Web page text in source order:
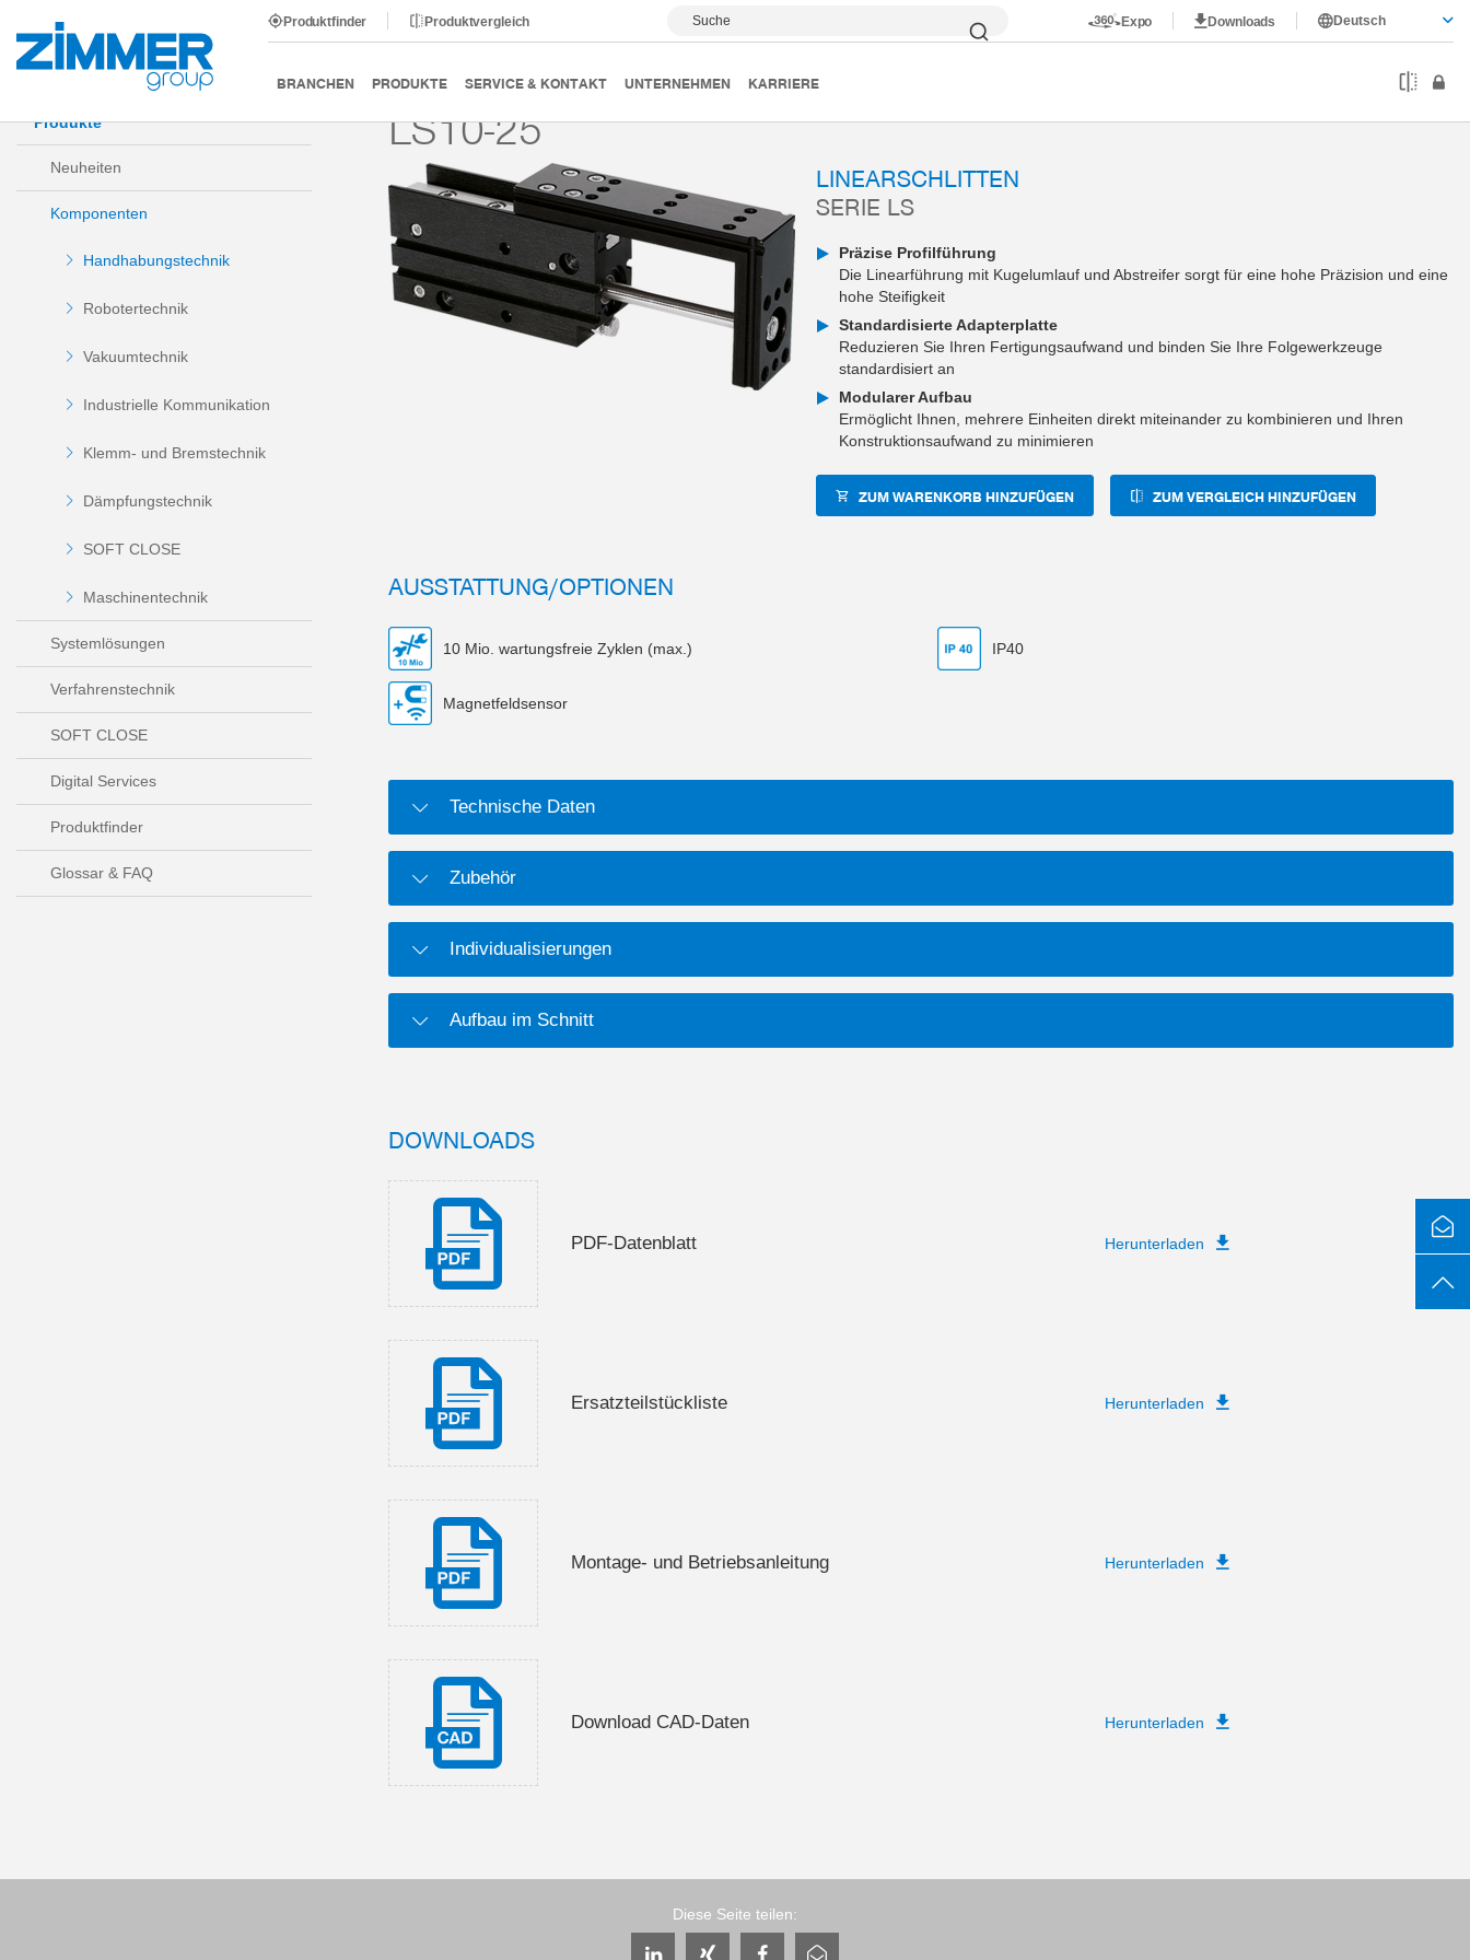
Produktfinder Produktvergleich Suche Expo Downloads Deutsch
BRANCHEN PRODUKTE SERVICE & KONTAKT UNTERNEHMEN KARRIERE
Start Produkte Komponenten Handhabungstechnik Linearantriebe Serie LS LS10-25
Produkte
Neuheiten
Komponenten
Handhabungstechnik
Robotertechnik
Vakuumtechnik
Industrielle Kommunikation
Klemm- und Bremstechnik
Dämpfungstechnik
SOFT CLOSE
Maschinentechnik
Systemlösungen
Verfahrenstechnik
SOFT CLOSE
Digital Services
Produktfinder
Glossar & FAQ
LS10-25
LINEARSCHLITTEN
SERIE LS
Präzise Profilführung
Die Linearführung mit Kugelumlauf und Abstreifer sorgt für eine hohe Präzision und eine
hohe Steifigkeit
Standardisierte Adapterplatte
Reduzieren Sie Ihren Fertigungsaufwand und binden Sie Ihre Folgewerkzeuge
standardisiert an
Modularer Aufbau
Ermöglicht Ihnen, mehrere Einheiten direkt miteinander zu kombinieren und Ihren
Konstruktionsaufwand zu minimieren
ZUM WARENKORB HINZUFÜGEN ZUM VERGLEICH HINZUFÜGEN
AUSSTATTUNG/OPTIONEN
10 Mio. wartungsfreie Zyklen (max.) IP40
Magnetfeldsensor
Technische Daten
Zubehör
Individualisierungen
Aufbau im Schnitt
DOWNLOADS
PDF-Datenblatt Herunterladen
Ersatzteilstückliste Herunterladen
Montage- und Betriebsanleitung Herunterladen
Download CAD-Daten Herunterladen
Diese Seite teilen: